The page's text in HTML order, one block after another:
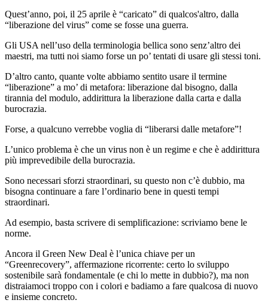
Quest’anno, poi, il 25 aprile è “caricato” di qualcos'altro, dalla
“liberazione del virus” come se fosse una guerra.
Gli USA nell’uso della terminologia bellica sono senz’altro dei
maestri, ma tutti noi siamo forse un po’ tentati di usare gli stessi toni.
D’altro canto, quante volte abbiamo sentito usare il termine
“liberazione” a mo’ di metafora: liberazione dal bisogno, dalla
tirannia del modulo, addirittura la liberazione dalla carta e dalla
burocrazia.
Forse, a qualcuno verrebbe voglia di “liberarsi dalle metafore”!
L’unico problema è che un virus non è un regime e che è addirittura
più imprevedibile della burocrazia.
Sono necessari sforzi straordinari, su questo non c’è dubbio, ma
bisogna continuare a fare l’ordinario bene in questi tempi
straordinari.
Ad esempio, basta scrivere di semplificazione: scriviamo bene le
norme.
Ancora il Green New Deal è l’unica chiave per un
“Greenrecovery”, affermazione ricorrente: certo lo sviluppo
sostenibile sarà fondamentale (e chi lo mette in dubbio?), ma non
distraiamoci troppo con i colori e badiamo a fare qualcosa di nuovo
e insieme concreto.